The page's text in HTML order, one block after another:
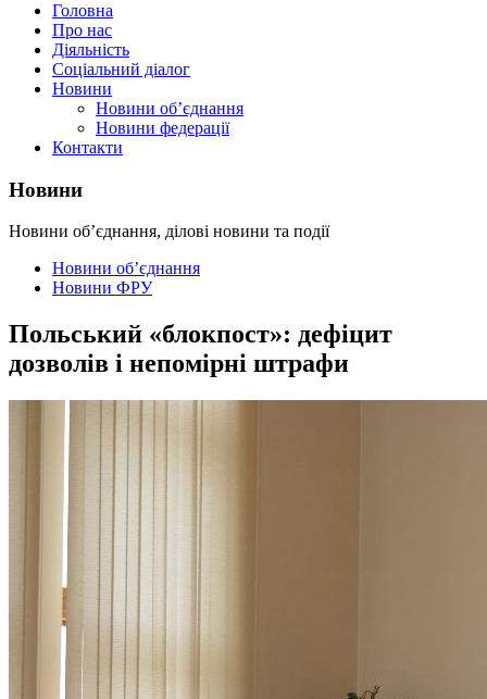
Головна
Про нас
Діяльність
Соціальний діалог
Новини
Новини об’єднання
Новини федерації
Контакти
Новини
Новини об’єднання, ділові новини та події
Новини об’єднання
Новини ФРУ
Польський «блокпост»: дефіцит
дозволів і непомірні штрафи